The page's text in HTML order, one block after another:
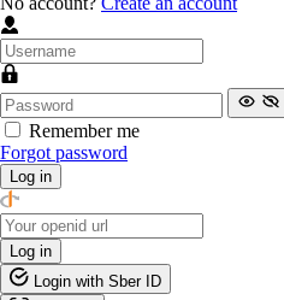
Remember me
Forgot password
Log in
Log in
Login with Sber ID